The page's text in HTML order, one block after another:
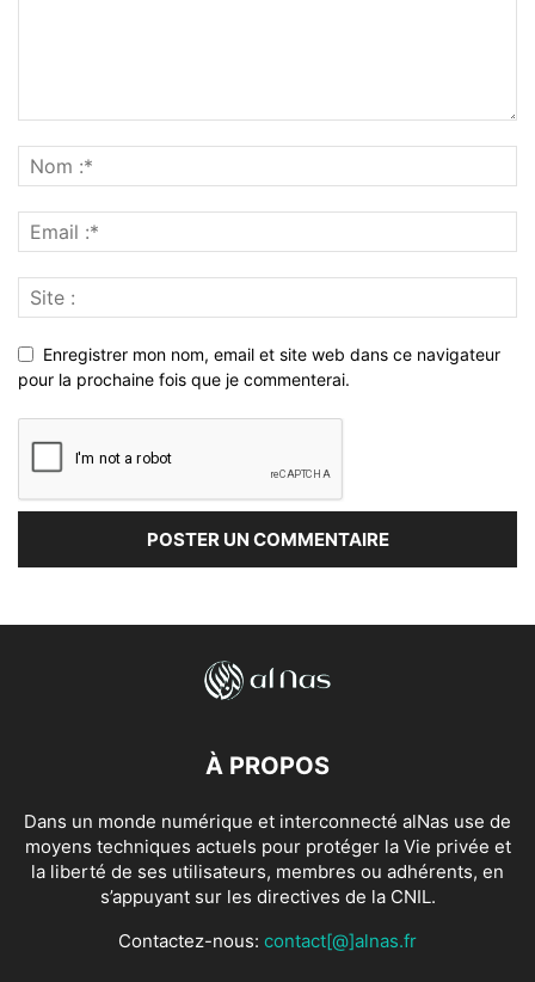
Enregistrer mon nom, email et site web dans ce navigateur
pour la prochaine fois que je commenterai.
À PROPOS
Dans un monde numérique et interconnecté alNas use de
moyens techniques actuels pour protéger la Vie privée et
la liberté de ses utilisateurs, membres ou adhérents, en
s’appuyant sur les directives de la CNIL.
Contactez-nous: contact[@]alnas.fr